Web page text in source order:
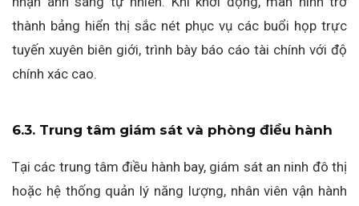
thành bảng hiển thị sắc nét phục vụ các buổi họp trực
tuyến xuyên biên giới, trình bày báo cáo tài chính với độ
chính xác cao.
6.3. Trung tâm giám sát và phòng điều hành
Tại các trung tâm điều hành bay, giám sát an ninh đô thị
hoặc hệ thống quản lý năng lượng, nhân viên vận hành